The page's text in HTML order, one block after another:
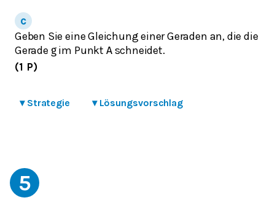
Geben Sie eine Gleichung einer Geraden an, die die
Gerade gim Punkt Aschneidet.
(1 P)
▾ Strategie ▾ Lösungsvorschlag
5